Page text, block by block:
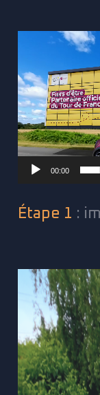
Lecteur
00:00
Étape 1 :